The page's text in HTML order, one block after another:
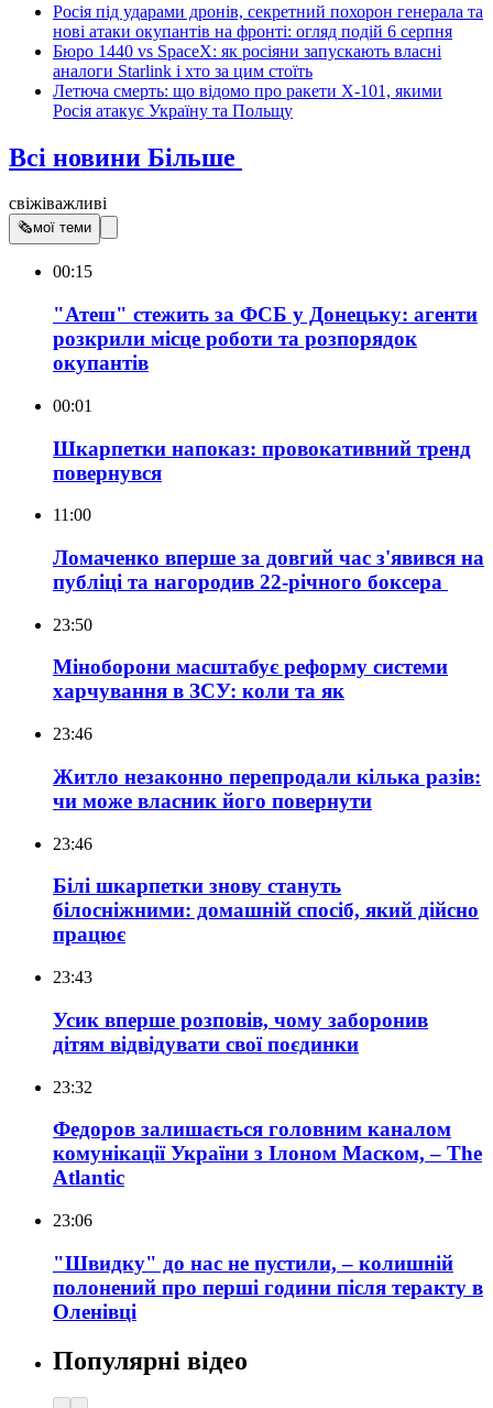
Росія під ударами дронів, секретний похорон генерала та
нові атаки окупантів на фронті: огляд подій 6 серпня
Бюро 1440 vs SpaceX: як росіяни запускають власні
аналоги Starlink і хто за цим стоїть
Летюча смерть: що відомо про ракети Х-101, якими
Росія атакує Україну та Польщу
Всі новини Більше
свіжіважливі
🗞мої теми
00:15
"Атеш" стежить за ФСБ у Донецьку: агенти
розкрили місце роботи та розпорядок
окупантів
00:01
Шкарпетки напоказ: провокативний тренд
повернувся
11:00
Ломаченко вперше за довгий час з'явився на
публіці та нагородив 22-річного боксера
23:50
Міноборони масштабує реформу системи
харчування в ЗСУ: коли та як
23:46
Житло незаконно перепродали кілька разів:
чи може власник його повернути
23:46
Білі шкарпетки знову стануть
білосніжними: домашній спосіб, який дійсно
працює
23:43
Усик вперше розповів, чому заборонив
дітям відвідувати свої поєдинки
23:32
Федоров залишається головним каналом
комунікації України з Ілоном Маском, – The
Atlantic
23:06
"Швидку" до нас не пустили, – колишній
полонений про перші години після теракту в
Оленівці
Популярні відео